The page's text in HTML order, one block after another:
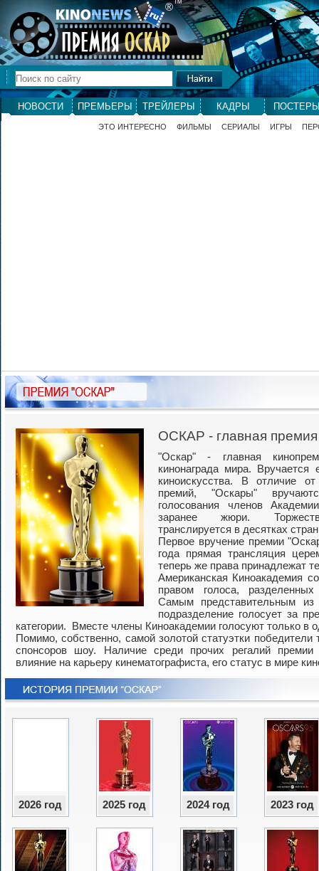
®ТМ
НОВОСТИ ПРЕМЬЕРЫ ТРЕЙЛЕРЫ КАДРЫ
ЭТО ИНТЕРЕСНО ФИЛЬМЫ СЕРИАЛЫ ИГРЫ
ОСКАР - главная
"Оскар" - главная
кинонаграда мира. Вручается
киноискусства. В отличие
премий, "Оскары"
голосования членов
заранее жюри.
транслируется в десятках
Первое вручение премии
года прямая трансляция
теперь же права принадлежат
Американская Киноакадемия
правом голоса,
Самым представительным из
подразделение голосует за
категории. Вместе члены Киноакадемии голосуют только в
Помимо, собственно, самой золотой статуэтки
спонсоров шоу. Наличие среди прочих регалий премии
влияние на карьеру кинематографиста, его статус в мире
2026 год 2025 год 2024 год 2023 год